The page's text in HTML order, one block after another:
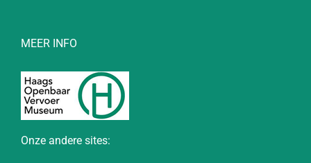
MEER INFO
Onze andere sites: